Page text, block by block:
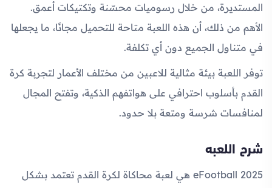
المستديرة، من خلال رسوميات محسّنة وتكتيكات أعمق.
الأهم من ذلك، أن هذه اللعبة متاحة للتحميل مجانًا، ما يجعلها
في متناول الجميع دون أي تكلفة.
توفر اللعبة بيئة مثالية للاعبين من مختلف الأعمار لتجربة كرة
القدم بأسلوب احترافي على هواتفهم الذكية، وتفتح المجال
لمنافسات شرسة ومتعة بلا حدود.
شرح اللعبه
eFootball 2025 هي لعبة محاكاة لكرة القدم تعتمد بشكل